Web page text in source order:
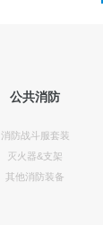
公共消防
消防战斗服套装
灭火器&支架
其他消防装备